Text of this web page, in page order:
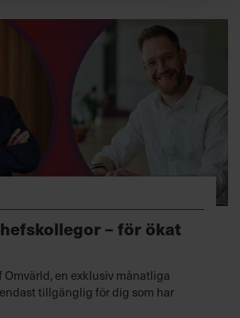
– för ökat
en exklusiv månatliga
tillgänglig för dig som har